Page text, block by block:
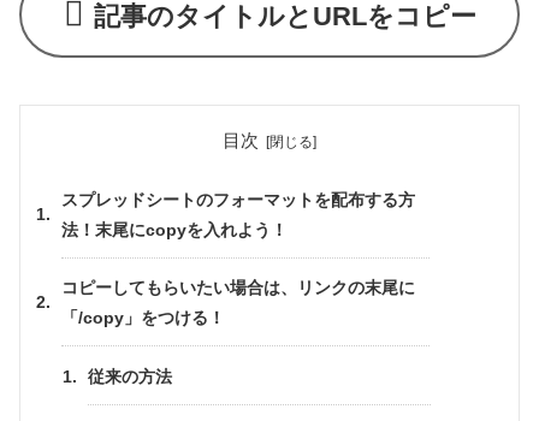
記事のタイトルとURLをコピー
目次
スプレッドシートのフォーマットを配布する方
法！末尾にcopyを入れよう！
コピーしてもらいたい場合は、リンクの末尾に
「/copy」をつける！
従来の方法